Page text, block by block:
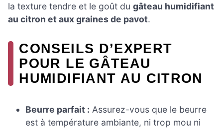
la texture tendre et le goût du gâteau humidifiant
au citron et aux graines de pavot.
CONSEILS D’EXPERT
POUR LE GÂTEAU
HUMIDIFIANT AU CITRON
Beurre parfait : Assurez-vous que le beurre
est à température ambiante, ni trop mou ni